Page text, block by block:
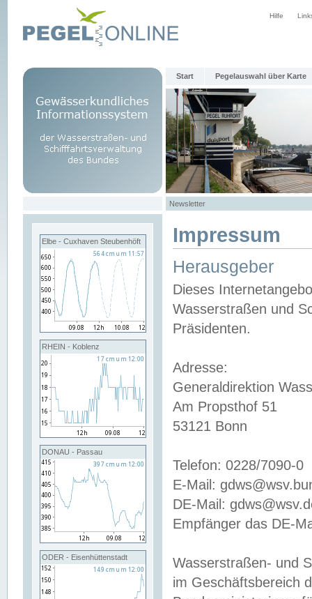
Hilfe
Start Pegelauswahl über Karte
Newsletter
Elbe - Cuxhaven Steubenhöft
RHEIN - Koblenz
DONAU - Passau
ODER - Eisenhüttenstadt
Impressum
Herausgeber
Dieses
Wasserstraßen und
Präsidenten.
Adresse:
Generaldirektion
Am Propsthof 51
53121 Bonn
Telefon: 0228/7090-0
E-Mail:
DE-Mail:
Empfänger das DE-
Wasserstraßen- und
im Geschäftsbereich